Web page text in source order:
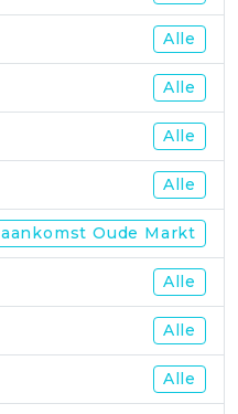
Alle
Alle
Alle
Alle
aankomst Oude Markt
Alle
Alle
Alle